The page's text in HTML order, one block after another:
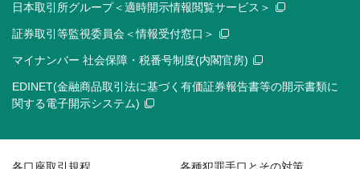
日本取引所グループ＜適時開示情報閲覧サービス＞
証券取引等監視委員会＜情報受付窓口＞
マイナンバー 社会保障・税番号制度(内閣官房)
EDINET(金融商品取引法に基づく有価証券報告書等の開示書類に
関する電子開示システム)